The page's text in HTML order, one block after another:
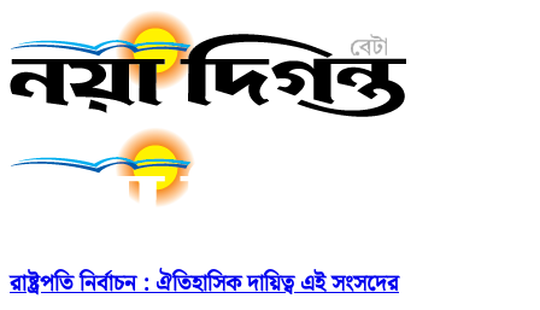
রাষ্ট্রপতি নির্বাচন : ঐতিহাসিক দায়িত্ব এই সংসদের